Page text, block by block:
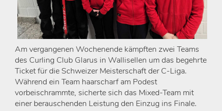
Am vergangenen Wochenende kämpften zwei Teams
des Curling Club Glarus in Wallisellen um das begehrte
Ticket für die Schweizer Meisterschaft der C-Liga.
Während ein Team haarscharf am Podest
vorbeischrammte, sicherte sich das Mixed-Team mit
einer berauschenden Leistung den Einzug ins Finale.